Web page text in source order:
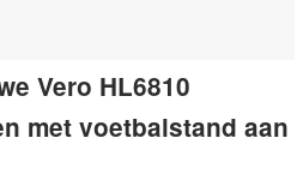
Vero HL6810
met voetbalstand aan